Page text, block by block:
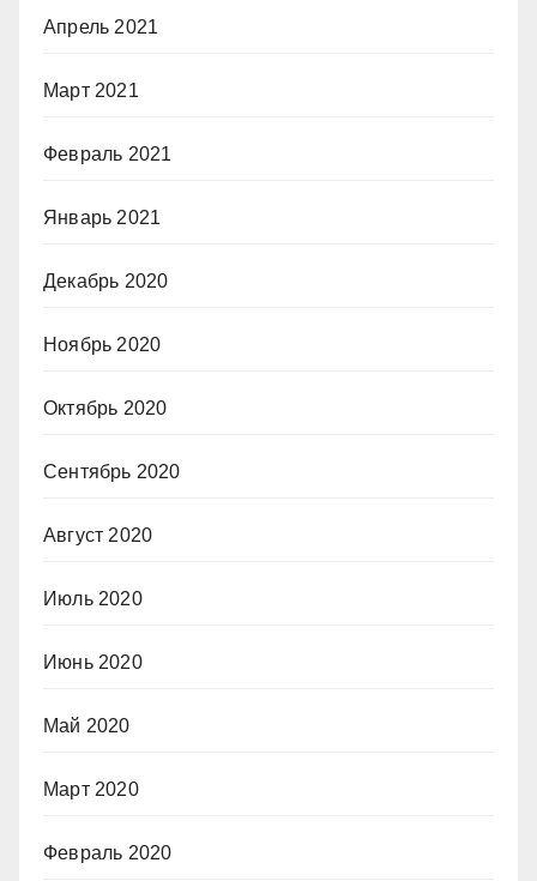
Апрель 2021
Март 2021
Февраль 2021
Январь 2021
Декабрь 2020
Ноябрь 2020
Октябрь 2020
Сентябрь 2020
Август 2020
Июль 2020
Июнь 2020
Май 2020
Март 2020
Февраль 2020